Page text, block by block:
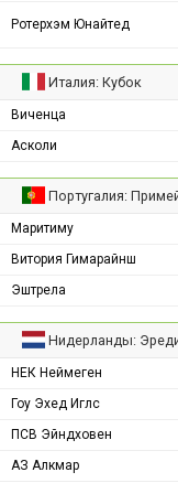
Ротерхэм Юнайтед
Италия: Кубок
Виченца
Асколи
Португалия:
Маритиму
Витория Гимарайнш
Эштрела
Нидерланды:
НЕК Неймеген
Гоу Эхед Иглс
ПСВ Эйндховен
АЗ Алкмар